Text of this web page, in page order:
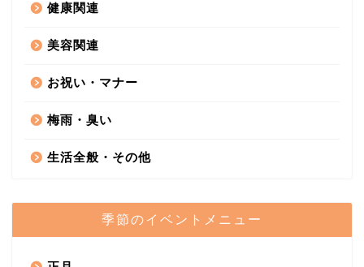
健康関連
美容関連
お祝い・マナー
梅雨・臭い
生活全般・その他
季節のイベントメニュー